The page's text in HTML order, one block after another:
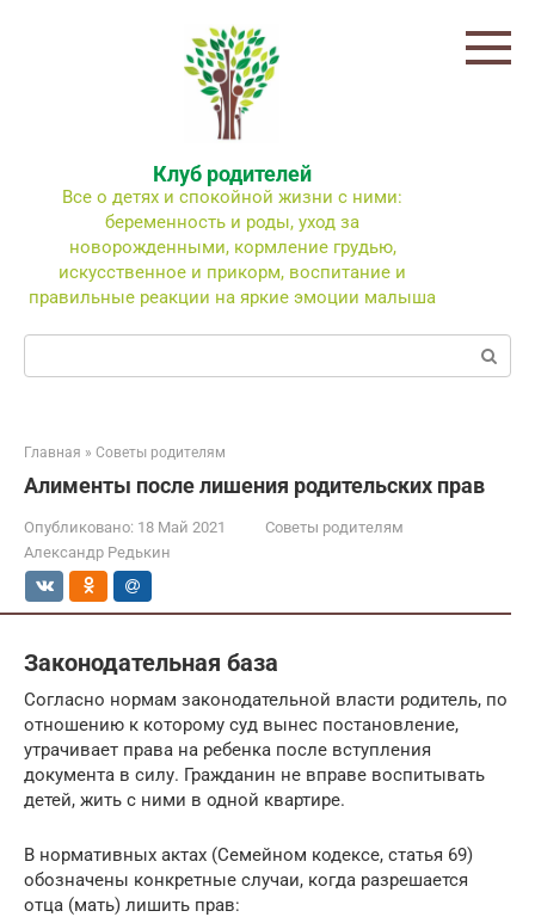
Клуб родителей
Все о детях и спокойной жизни с ними:
беременность и роды, уход за
новорожденными, кормление грудью,
искусственное и прикорм, воспитание и
правильные реакции на яркие эмоции малыша
Поиск:
Главная » Советы родителям
Алименты после лишения родительских прав
Опубликовано: 18 Май 2021
Советы родителям
Александр Редькин
Законодательная база
Согласно нормам законодательной власти родитель, по
отношению к которому суд вынес постановление,
утрачивает права на ребенка после вступления
документа в силу. Гражданин не вправе воспитывать
детей, жить с ними в одной квартире.
В нормативных актах (Семейном кодексе, статья 69)
обозначены конкретные случаи, когда разрешается
отца (мать) лишить прав: